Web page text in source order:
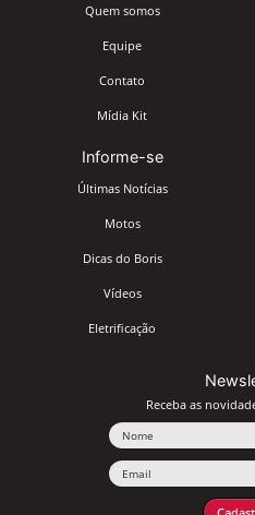
Quem somos
Equipe
Contato
Mídia Kit
Informe-se
Últimas Notícias
Motos
Dicas do Boris
Vídeos
Eletrificação
Receba as